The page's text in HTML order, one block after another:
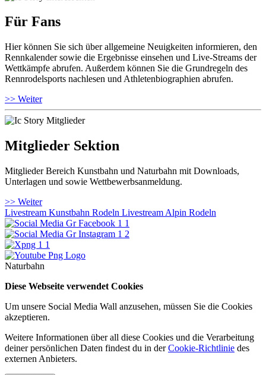
Für Fans
Hier können Sie sich über allgemeine Neuigkeiten informieren, den
Rennkalender sowie die Ergebnisse einsehen und Live-Streams der
Wettkämpfe abrufen. Außerdem können Sie die Grundregeln des
Rennrodelsports nachlesen und Athletenbiographien abrufen.
>> Weiter
Mitglieder Sektion
Mitglieder Bereich Kunstbahn und Naturbahn mit Downloads,
Unterlagen und sowie Wettbewerbsanmeldung.
>> Weiter
Livestream Kunstbahn Rodeln Livestream Alpin Rodeln
Naturbahn
Diese Webseite verwendet Cookies
Um unsere Social Media Wall anzusehen, müssen Sie die Cookies
akzeptieren.
Weitere Informationen über all diese Cookies und die Verarbeitung
deiner persönlichen Daten findest du in derCookie-Richtlinie des
externen Anbieters.